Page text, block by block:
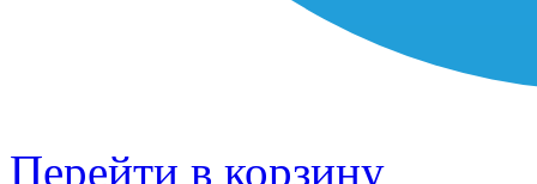
Перейти в корзину